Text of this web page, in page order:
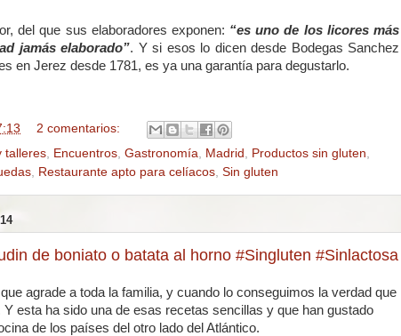
del que sus elaboradores exponen: “es uno de los licores más
jamás elaborado”. Y si esos lo dicen desde Bodegas Sanchez
en Jerez desde 1781, es ya una garantía para degustarlo.
2 comentarios:
talleres Encuentros Gastronomía Madrid Productos sin gluten
Restaurante apto para celíacos Sin gluten
de boniato o batata al horno #Singluten #Sinlactosa
agrade a toda la familia, y cuando lo conseguimos la verdad que
esta ha sido una de esas recetas sencillas y que han gustado
de los países del otro lado del Atlántico.